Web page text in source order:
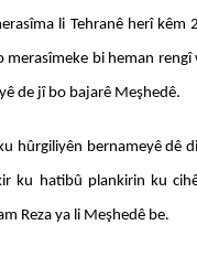
li Tehranê herî kêm
merasîmeke bi heman
de jî bo bajarê Meşhedê.
hûrgiliyên bernameyê dê
ku hatibû plankirin ku
Reza ya li Meşhedê be.